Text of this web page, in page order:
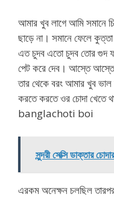
আমার খুব লাগে আমি সমানে
ছাড়ে না। সমানে ফেলে
এত চুদব এতো চুদব তোর গুদ
পেট করে দেব। আস্তে আস্তে
তার থেকে বরং আমার খুব
করতে করতে ওর চোদা খেতে
banglachoti boi
সুন্দরী সেক্সি ডাক্তার
এরকম অনেক্ষন চলছিল